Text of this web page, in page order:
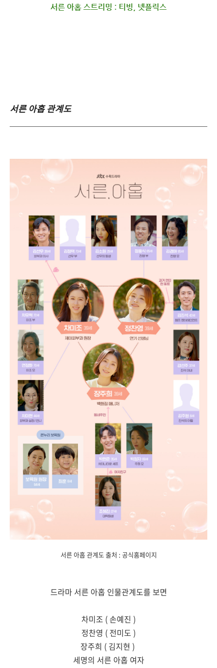
서른 아홉 스트리밍 : 티빙, 넷플릭스
서른 아홉 관계도
서른 아홉 관계도 출처 : 공식홈페이지
드라마 서른 아홉 인물관계도를 보면
차미조 ( 손예진 )
정찬영 ( 전미도 )
장주희 ( 김지현 )
세명의 서른 아홉 여자